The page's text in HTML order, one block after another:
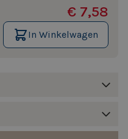
€ 7,58
In Winkelwagen